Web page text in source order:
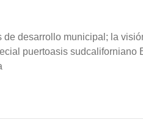
de desarrollo municipal; la
puertoasis sudcaliforniano